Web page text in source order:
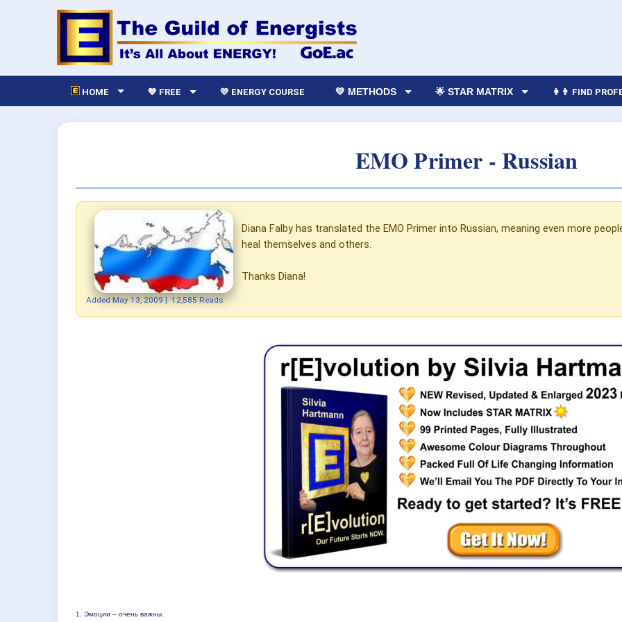
HOME 💙 FREE 💛 ENERGY COURSE 💛 METHODS 🌟 STAR MATRIX 👩‍👨 FIND
EMO Primer - Russian
Diana Falby has translated the EMO Primer into Russian, meaning even more
heal themselves and others.
Thanks Diana!
Added May 13, 2009|12,585 Reads
1. Эмоции – очень важны.